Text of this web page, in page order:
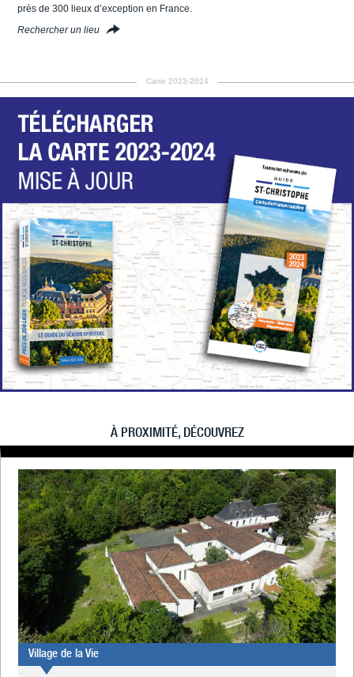
près de 300 lieux d’exception en France.
Rechercher un lieu
Carte 2023-2024
À PROXIMITÉ, DÉCOUVREZ
Village de la Vie